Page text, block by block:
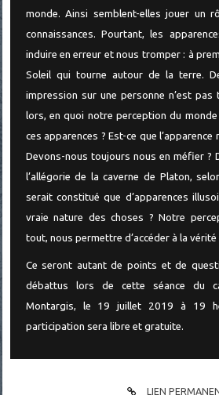
monde. Ainsi semblent-elles jouer un
connaissances. Pourtant, les
induire en erreur et nous tromper : à
Soleil qui tourne autour de la terre.
impression sur une personne n’est pas
lors, en quoi notre perception du
ces apparences ? Est-ce que
Devons-nous toujours nous en méfier ?
l’allégorie de la caverne de Platon,
serait constitué que d’apparences
vraie nature des choses ? Notre
tout, nous permettre d’accéder à la vérité
Ce seront autant de points et de
débattus lors de cette séance du
Montargis, le 19 juillet 2019 à 19
participation sera libre et gratuite.
LIEN